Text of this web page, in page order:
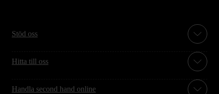
Stöd oss
Hitta till oss
Handla second hand online